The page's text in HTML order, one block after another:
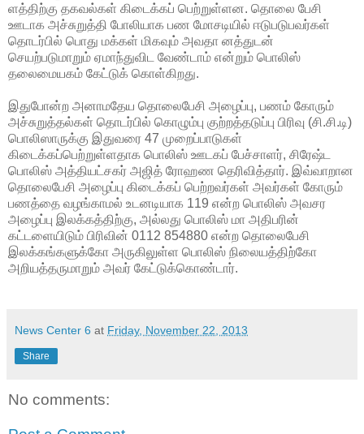
ளத்திற்கு தகவல்கள் கிடைக்கப் பெற்றுள்ளன. தொலை பேசி
ஊடாக அச்சுறுத்தி போலியாக பண மோசடியில் ஈடுபடுபவர்கள்
தொடர்பில் பொது மக்கள் மிகவும் அவதா னத்துடன்
செயற்படுமாறும் ஏமாந்துவிட வேண்டாம் என்றும் பொலிஸ்
தலைமையகம் கேட்டுக் கொள்கிறது.
இதுபோன்ற அனாமதேய தொலைபேசி அழைப்பு, பணம் கோரும்
அச்சுறுத்தல்கள் தொடர்பில் கொழும்பு குற்றத்தடுப்பு பிரிவு (சி.சி.டி)
பொலிஸாருக்கு இதுவரை 47 முறைப்பாடுகள்
கிடைக்கப்பெற்றுள்ளதாக பொலிஸ் ஊடகப் பேச்சாளர், சிரேஷ்ட
பொலிஸ் அத்தியட்சகர் அஜித் ரோஹண தெரிவித்தார். இவ்வாறான
தொலைபேசி அழைப்பு கிடைக்கப் பெற்றவர்கள் அவர்கள் கோரும்
பணத்தை வழங்காமல் உடனடியாக 119 என்ற பொலிஸ் அவசர
அழைப்பு இலக்கத்திற்கு, அல்லது பொலிஸ் மா அதிபரின்
கட்டளையிடும் பிரிவின் 0112 854880 என்ற தொலைபேசி
இலக்கங்களுக்கோ அருகிலுள்ள பொலிஸ் நிலையத்திற்கோ
அறியத்தருமாறும் அவர் கேட்டுக்கொண்டார்.
News Center 6 at Friday, November 22, 2013
Share
No comments: